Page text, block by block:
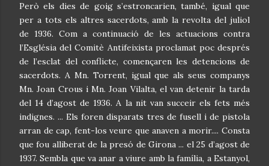
Però els dies de goig s’estroncarien, també, igual que
per a tots els altres sacerdots, amb la revolta del juliol
de 1936. Com a continuació de les actuacions contra
l’Església del Comitè Antifeixista proclamat poc després
de l’esclat del conflicte, començaren les detencions de
sacerdots. A Mn. Torrent, igual que als seus companys
Mn. Joan Crous i Mn. Joan Vilalta, el van detenir la tarda
del 14 d’agost de 1936. A la nit van succeir els fets més
indignes. ... Els foren disparats tres de fusell i de pistola
arran de cap, fent-los veure que anaven a morir.... Consta
que fou alliberat de la presó de Girona ... el 25 d’agost de
1937. Sembla que va anar a viure amb la família, a Estanyol,